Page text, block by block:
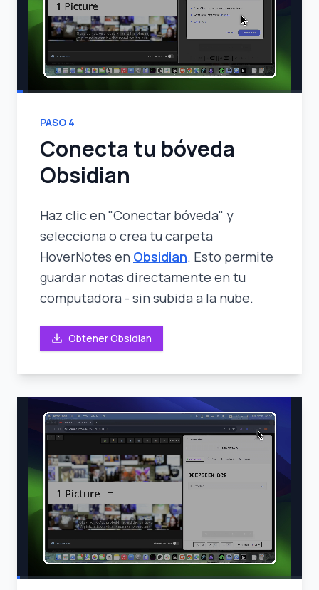
PASO 4
Conecta tu bóveda
Obsidian
Haz clic en "Conectar bóveda" y
selecciona o crea tu carpeta
HoverNotes en Obsidian. Esto permite
guardar notas directamente en tu
computadora - sin subida a la nube.
Obtener Obsidian